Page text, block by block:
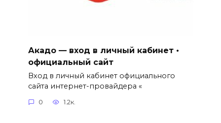
Акадо — вход в личный кабинет •
официальный сайт
Вход в личный кабинет официального
сайта интернет-провайдера «
0 1.2к.